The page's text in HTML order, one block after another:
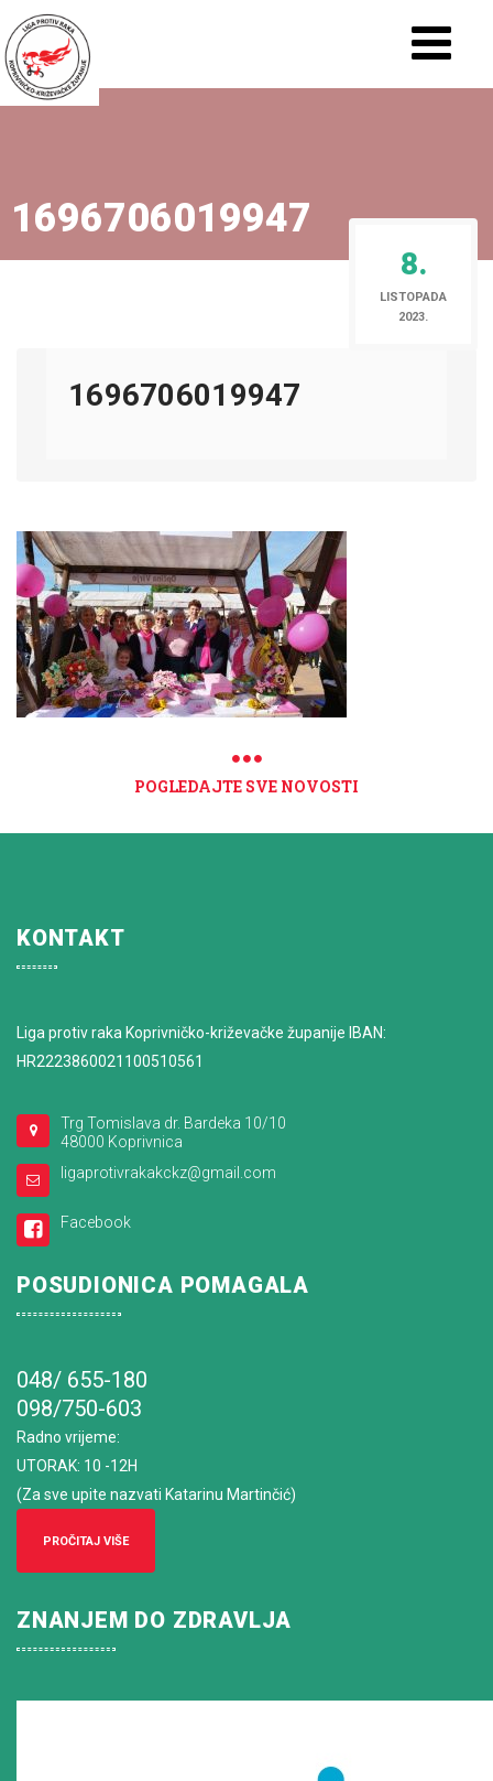
1696706019947
8.
LISTOPADA
2023.
1696706019947
POGLEDAJTE SVE NOVOSTI
KONTAKT
Liga protiv raka Koprivničko-križevačke županije IBAN:
HR2223860021100510561
Trg Tomislava dr. Bardeka 10/10
48000 Koprivnica
ligaprotivrakakckz@gmail.com
Facebook
POSUDIONICA POMAGALA
048/ 655-180
098/750-603
Radno vrijeme:
UTORAK: 10 -12H
(Za sve upite nazvati Katarinu Martinčić)
PROČITAJ VIŠE
ZNANJEM DO ZDRAVLJA